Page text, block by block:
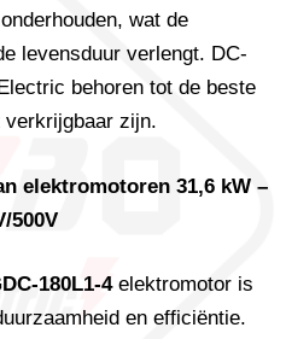
wat de
levensduur verlengt. DC-
behoren tot de beste
verkrijgbaar zijn.
elektromotoren 31,6 kW –
500V
180L1-4elektromotor is
en efficiëntie.